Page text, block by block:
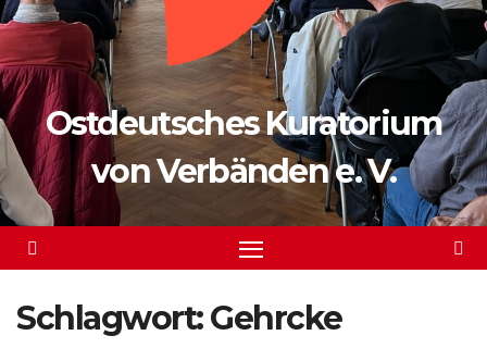
Ostdeutsches Kuratorium
von Verbänden e. V.
Schlagwort:Gehrcke